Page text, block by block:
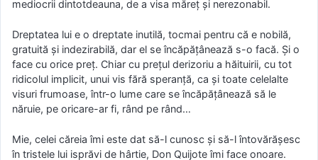
mediocrii dintotdeauna, de a visa măreț și nerezonabil.
Dreptatea lui e o dreptate inutilă, tocmai pentru că e nobilă,
gratuită și indezirabilă, dar el se încăpățânează s-o facă. Și o
face cu orice preț. Chiar cu prețul derizoriu a hăituirii, cu tot
ridicolul implicit, unui vis fără speranță, ca și toate celelalte
visuri frumoase, într-o lume care se încăpățânează să le
năruie, pe oricare-ar fi, rând pe rând…
Mie, celei căreia îmi este dat să-l cunosc și să-l întovărășesc
în tristele lui isprăvi de hârtie, Don Quijote îmi face onoare.